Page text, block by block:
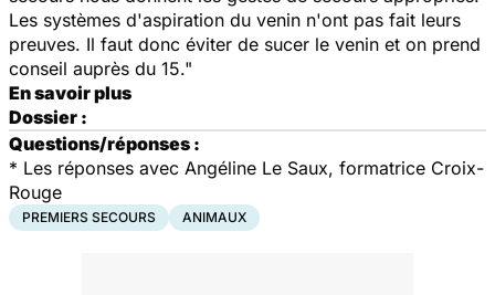
Les systèmes d'aspiration du venin n'ont pas fait leurs
preuves. Il faut donc éviter de sucer le venin et on prend
conseil auprès du 15."
En savoir plus
Dossier :
Questions/réponses :
* Les réponses avec Angéline Le Saux, formatrice Croix-
Rouge
PREMIERS SECOURS ANIMAUX